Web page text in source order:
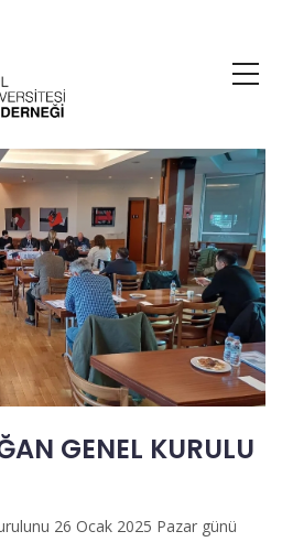
GENEL KURULU
26 Ocak 2025 Pazar günü